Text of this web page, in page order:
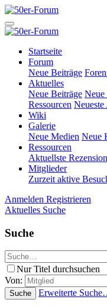
Startseite
Forum
Neue Beiträge
Aktuelles
Neue Beiträge Neue
Ressourcen
Wiki
Galerie
Neue Medien Neue
Ressourcen
Aktuellste
Mitglieder
Zurzeit aktive
Anmelden Registrieren
Aktuelles Suche
Suche
Nur Titel durchsuchen
Von:
Suche Erweiterte